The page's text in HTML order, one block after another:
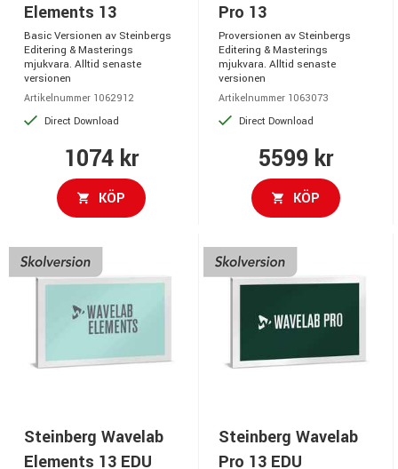
Elements 13
Basic Versionen av Steinbergs
Editering & Masterings
mjukvara. Alltid senaste
versionen
Artikelnummer 1062912
Direct Download
1074 kr
KÖP
Pro 13
Proversionen av Steinbergs
Editering & Masterings
mjukvara. Alltid senaste
versionen
Artikelnummer 1063073
Direct Download
5599 kr
KÖP
Steinberg Wavelab
Elements 13 EDU
Steinberg Wavelab
Pro 13 EDU